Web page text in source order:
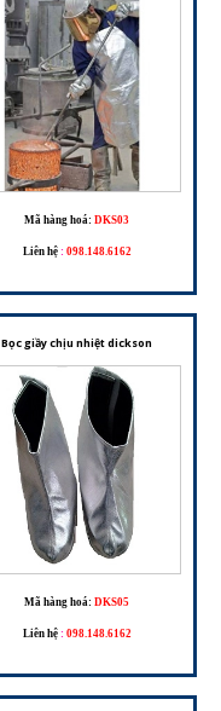
Mã hàng hoá: DKS03
Liên hệ : 098.148.6162
Bọc giầy chịu nhiệt dickson
Mã hàng hoá: DKS05
Liên hệ : 098.148.6162